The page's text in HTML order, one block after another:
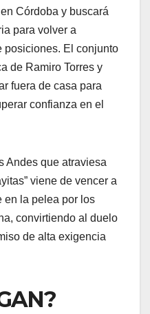
Córdoba y buscará
para volver a
posiciones. El conjunto
de Ramiro Torres y
fuera de casa para
confianza en el
Andes que atraviesa
viene de vencer a
en la pelea por los
convirtiendo al duelo
de alta exigencia